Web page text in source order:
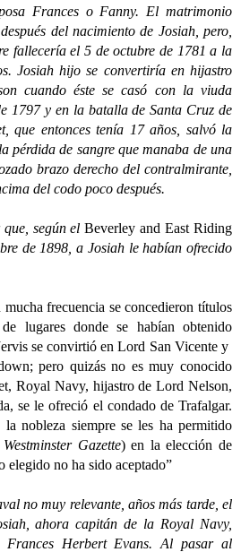
Frances o Fanny. El matrimonio
del nacimiento de Josiah, pero,
fallecería el 5 de octubre de 1781 a la
Josiah hijo se convertiría en hijastro
cuando éste se casó con la viuda
1797 y en la batalla de Santa Cruz de
que entonces tenía 17 años, salvó la
pérdida de sangre que manaba de una
brazo derecho del contralmirante,
del codo poco después.
según elBeverley and East Riding
de 1898, a Josiah le habían ofrecido
frecuencia se concedieron títulos
lugares donde se habían obtenido
se convirtió en Lord San Vicente y
pero quizás no es muy conocido
Royal Navy, hijastro de Lord Nelson,
se le ofreció el condado de Trafalgar.
la nobleza siempre se les ha permitido
Westminster Gazette) en la elección de
elegido no ha sido aceptado”
muy relevante, años más tarde, el
ahora capitán de la Royal Navy,
Frances Herbert Evans. Al pasar al